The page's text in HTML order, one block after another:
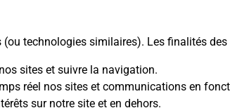
technologies similaires). Les finalités
sites et suivre la navigation.
réel nos sites et communications en
sur notre site et en dehors.